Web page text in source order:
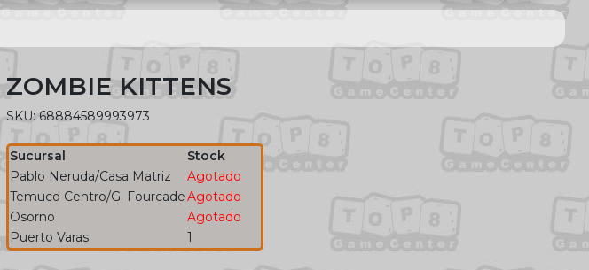
ZOMBIE KITTENS
SKU: 68884589993973
Sucursal
Stock
Pablo Neruda/Casa Matriz
Agotado
Temuco Centro/G. FourcadeAgotado
Osorno
Agotado
Puerto Varas
1